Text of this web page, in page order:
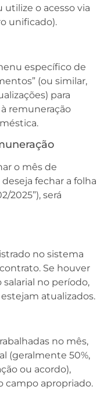
utilize o acesso via
unificado).
específico de
(ou similar,
para
remuneração
o mês de
fechar a folha
2025”), será
no sistema
Se houver
no período,
atualizados.
no mês,
(geralmente 50%,
ou acordo),
campo apropriado.